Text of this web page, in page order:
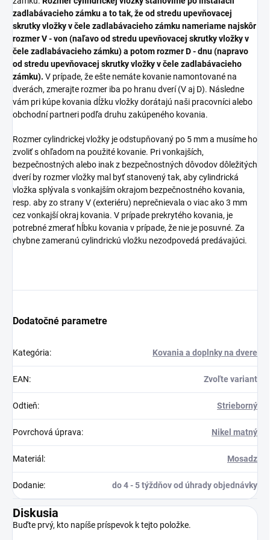
zadlabávacieho zámku a to tak, že od stredu upevňovacej
skrutky vložky v čele zadlabávacieho zámku nameriame najskôr
rozmer V - von (naľavo od stredu upevňovacej skrutky vložky v
čele zadlabávacieho zámku) a potom rozmer D - dnu (napravo
od stredu upevňovacej skrutky vložky v čele zadlabávacieho
zámku). V prípade, že ešte nemáte kovanie namontované na
dverách, zmerajte rozmer iba po hranu dverí (V aj D). Následne
vám pri kúpe kovania dĺžku vložky dorátajú naši pracovníci alebo
obchodní partneri podľa druhu zakúpeného kovania.
Rozmer cylindrickej vložky je odstupňovaný po 5 mm a musíme ho
zvoliť s ohľadom na použité kovanie. Pri vonkajších,
bezpečnostných alebo inak z bezpečnostných dôvodov dôležitých
dverí by rozmer vložky mal byť stanovený tak, aby cylindrická
vložka splývala s vonkajším okrajom bezpečnostného kovania,
resp. aby zo strany V (exteriéru) neprečnievala o viac ako 3 mm
cez vonkajší okraj kovania. V prípade prekrytého kovania, je
potrebné zmerať hĺbku kovania v prípade, že nie je posuvné. Za
chybne zameranú cylindrickú vložku nezodpovedá predávajúci.
Dodatočné parametre
Kategória: Kovania a doplnky na dvere
EAN: Zvoľte variant
Odtieň: Strieborný
Povrchová úprava: Nikel matný
Materiál : Mosadz
Dodanie: do 4 - 5 týždňov od úhrady objednávky
Diskusia
Buďte prvý, kto napíše príspevok k tejto položke.